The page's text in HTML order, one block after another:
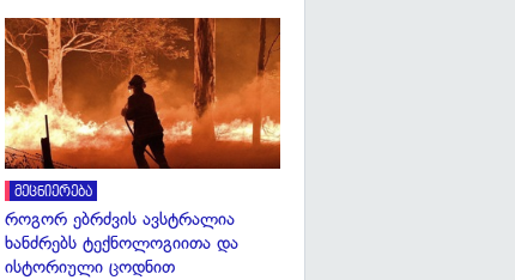
გადახედვა
მეცნიერება
როგორ ებრძვის ავსტრალია
ხანძრებს ტექნოლოგიითა და
ისტორიული ცოდნით